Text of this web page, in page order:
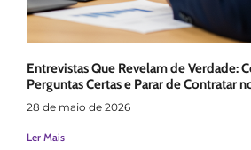
Entrevistas Que Revelam de Verdade:
Perguntas Certas e Parar de Contratar
28 de maio de 2026
Ler Mais